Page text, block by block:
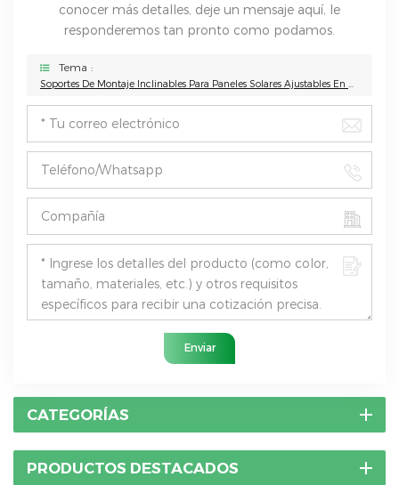
conocer más detalles, deje un mensaje aquí, le
responderemos tan pronto como podamos.
Tema :
Enviar
CATEGORÍAS
PRODUCTOS DESTACADOS